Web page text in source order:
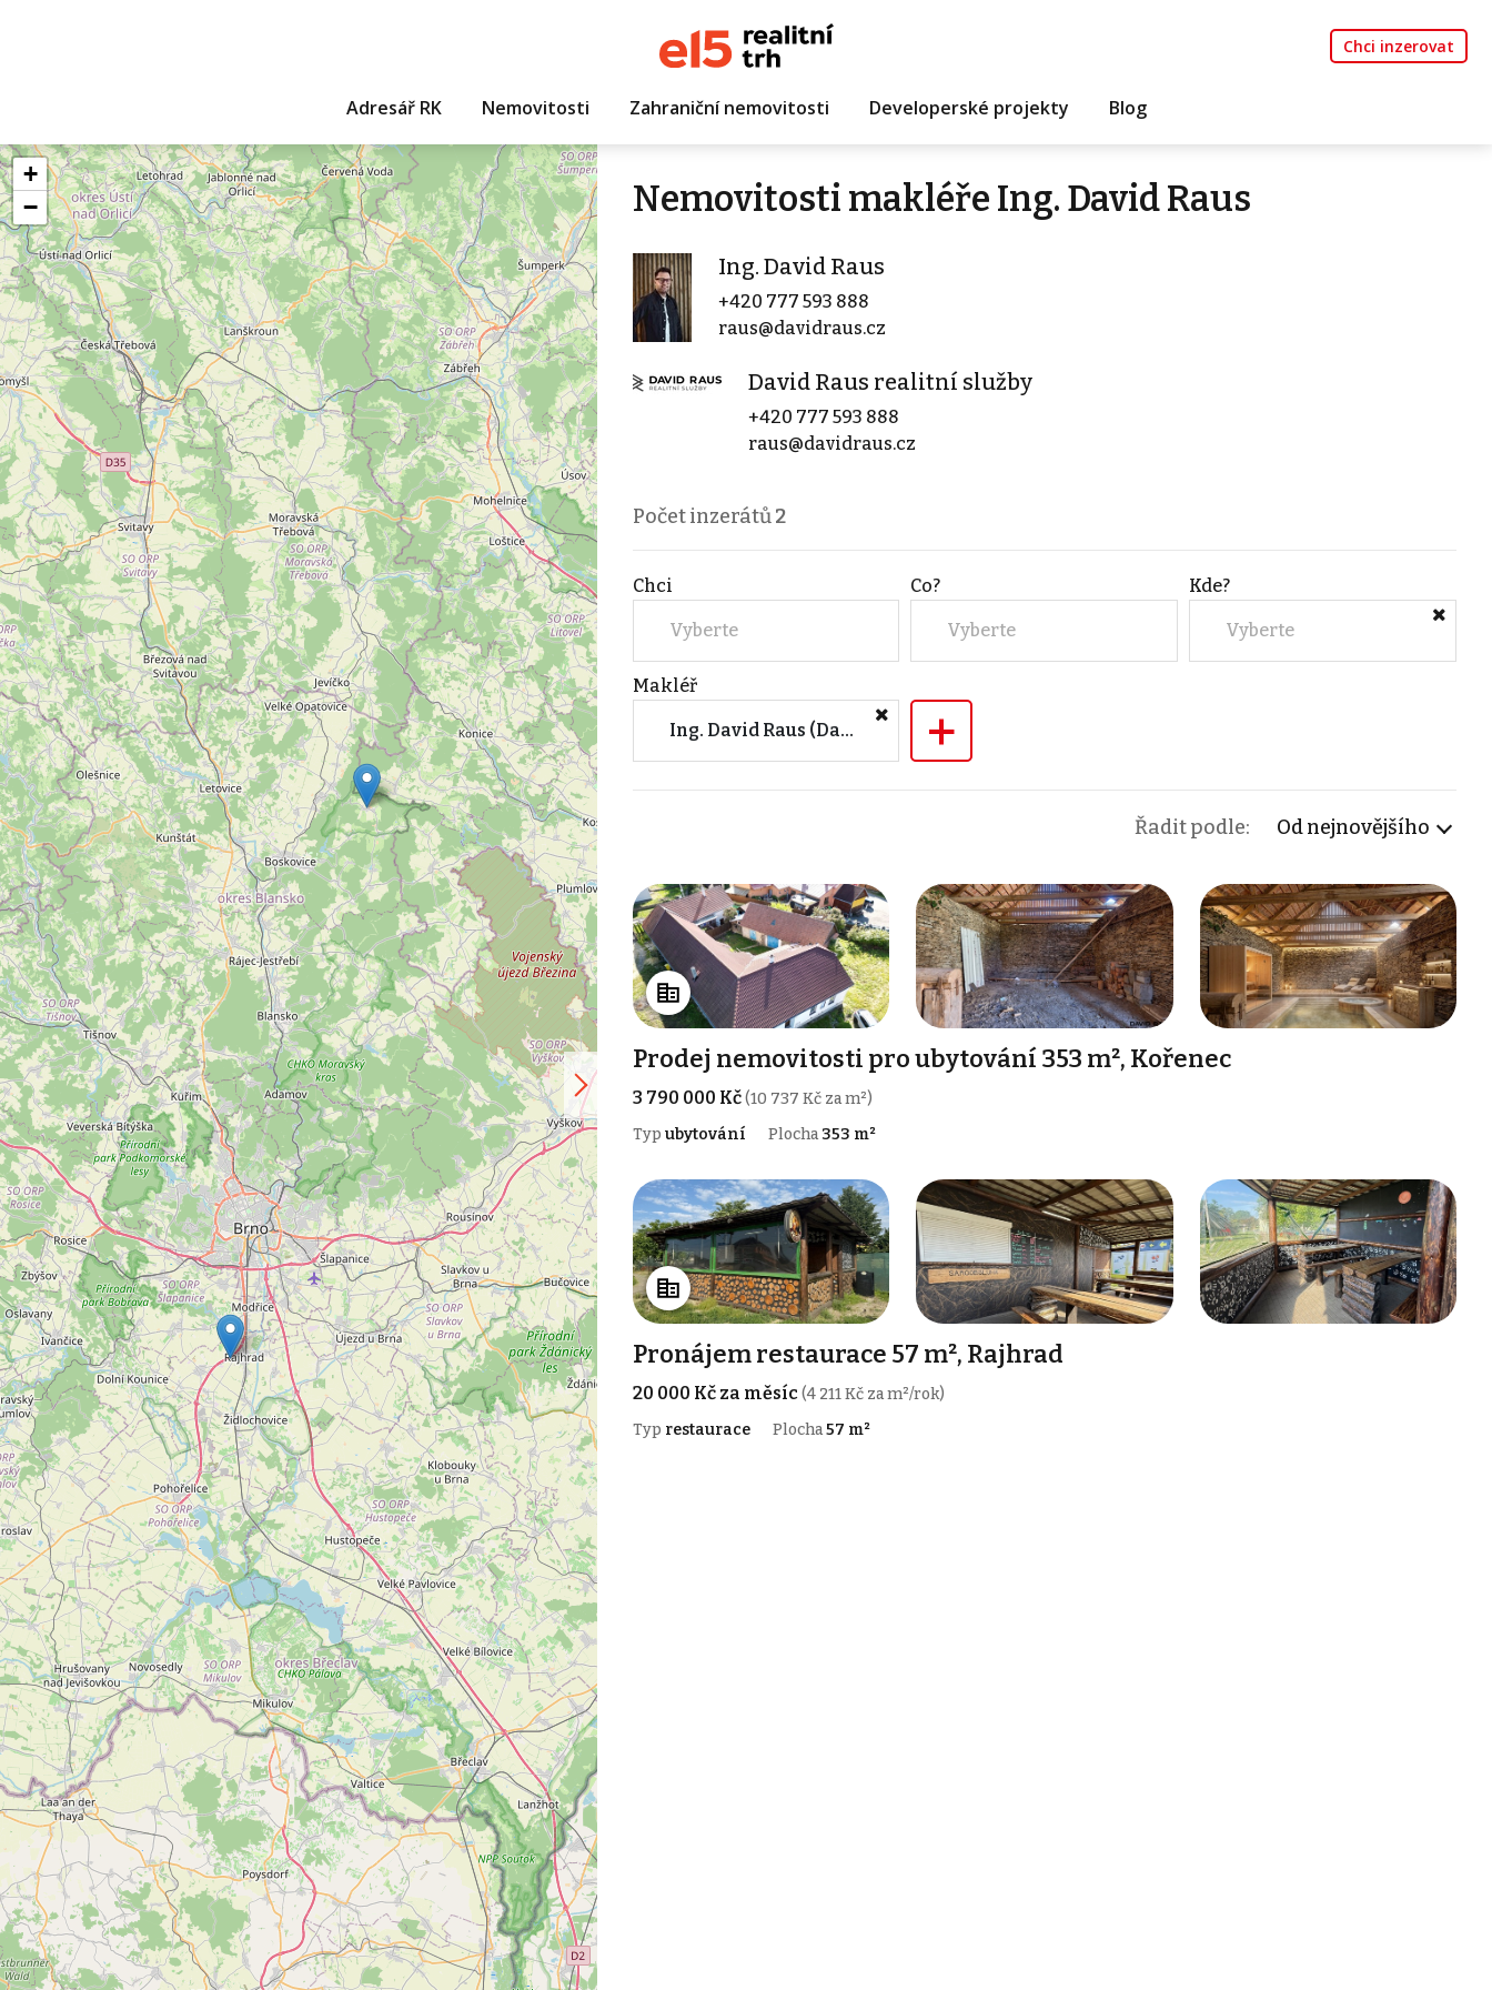
Chci inzerovat
Adresář RK Nemovitosti Zahraniční nemovitosti Developerské projekty Blog
+
−
Nemovitosti makléře Ing. David Raus
Ing. David Raus
+420 777 593 888
raus@davidraus.cz
David Raus realitní služby
+420 777 593 888
raus@davidraus.cz
Počet inzerátů2
Chci
Vyberte
Co?
Vyberte
Kde?
Vyberte
Makléř
Ing. David Raus (David Raus realitní služby) +
Řadit podle: Od nejnovějšího
Prodej nemovitosti pro ubytování 353 m², Kořenec
3 790 000 Kč(10 737 Kč za m²)
Typ ubytování Plocha 353 m²
Pronájem restaurace 57 m², Rajhrad
20 000 Kč za měsíc(4 211 Kč za m²/rok)
Typ restaurace Plocha57 m²